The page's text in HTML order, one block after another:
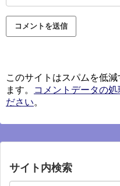
このサイトはスパムを低
ます。
コメントデータの
ださい。
サイト内検索